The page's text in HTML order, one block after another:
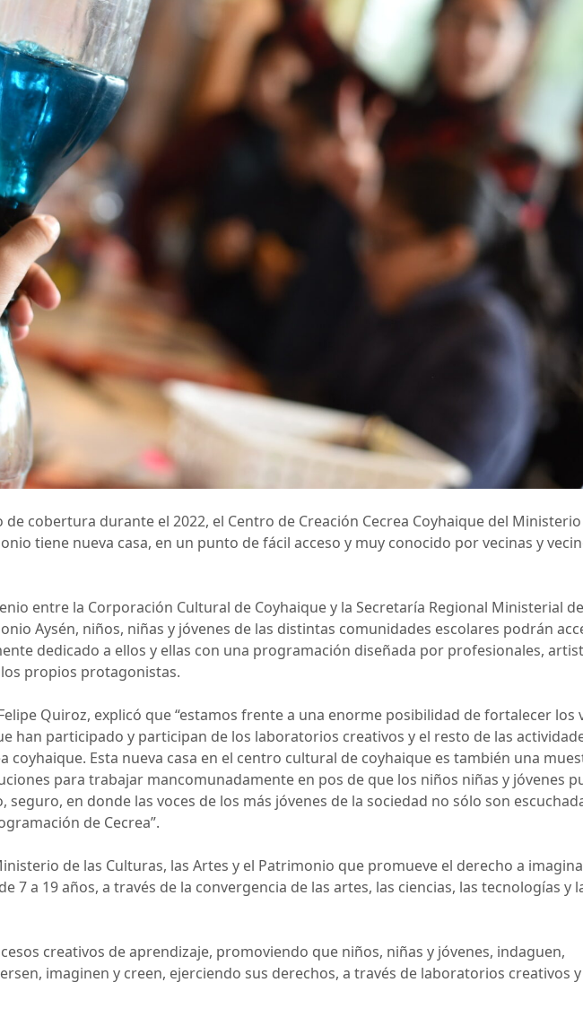
cobertura durante el 2022, el Centro de Creación Cecrea Coyhaique del Ministerio
tiene nueva casa, en un punto de fácil acceso y muy conocido por vecinas y
entre la Corporación Cultural de Coyhaique y la Secretaría Regional Ministerial
Aysén, niños, niñas y jóvenes de las distintas comunidades escolares podrán
dedicado a ellos y ellas con una programación diseñada por profesionales,
propios protagonistas.
Quiroz, explicó que “estamos frente a una enorme posibilidad de fortalecer los
han participado y participan de los laboratorios creativos y el resto de las
coyhaique. Esta nueva casa en el centro cultural de coyhaique es también una
para trabajar mancomunadamente en pos de que los niños niñas y jóvenes
seguro, en donde las voces de los más jóvenes de la sociedad no sólo son
de Cecrea”.
de las Culturas, las Artes y el Patrimonio que promueve el derecho a
7 a 19 años, a través de la convergencia de las artes, las ciencias, las tecnologías y
creativos de aprendizaje, promoviendo que niños, niñas y jóvenes, indaguen,
imaginen y creen, ejerciendo sus derechos, a través de laboratorios creativos